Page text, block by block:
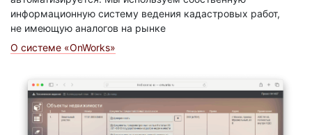
информационную систему ведения кадастровых работ,
не имеющую аналогов на рынке
О системе «OnWorks»